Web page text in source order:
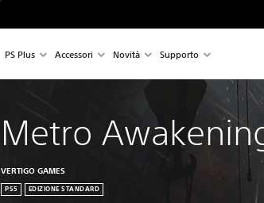
PS Plus Accessori Novità Supporto
Metro
VERTIGO GAMES
PS5 EDIZIONE STANDARD